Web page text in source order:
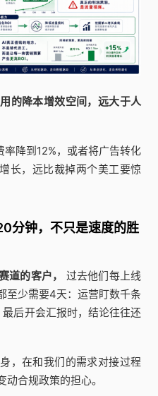
的降本增效空间，远大于人
降到12%，或者将广告转化
长，远比裁掉两个美工要惊
分钟，不只是速度的胜
道的客户，
过去他们每上线
至少需要4天：运营盯数千条
后开会汇报时，结论往往还
，在和我们的需求对接过程
合规政策的担心。